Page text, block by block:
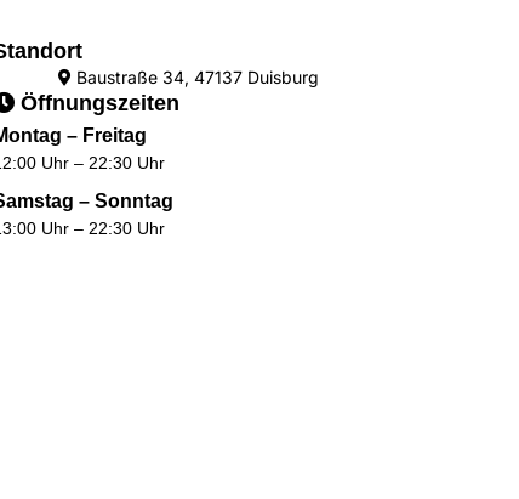
Baustraße 34, 47137 Duisburg
Öffnungszeiten
– Freitag
Uhr – 22:30 Uhr
– Sonntag
Uhr – 22:30 Uhr